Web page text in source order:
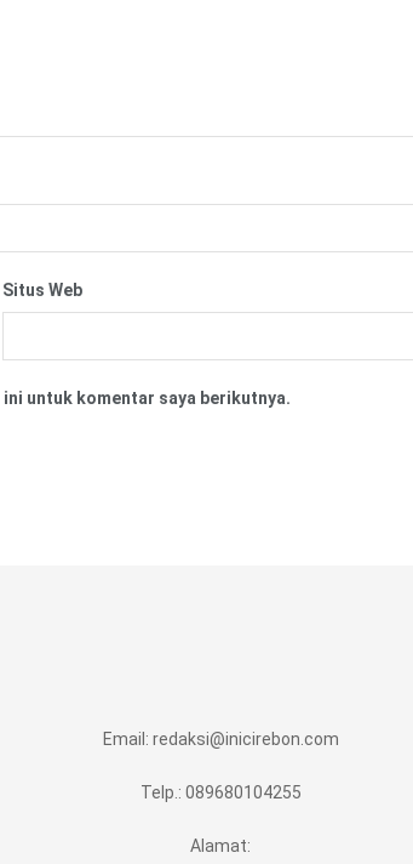
Situs Web
ini untuk komentar saya berikutnya.
Email: redaksi@inicirebon.com
Telp.: 089680104255
Alamat: